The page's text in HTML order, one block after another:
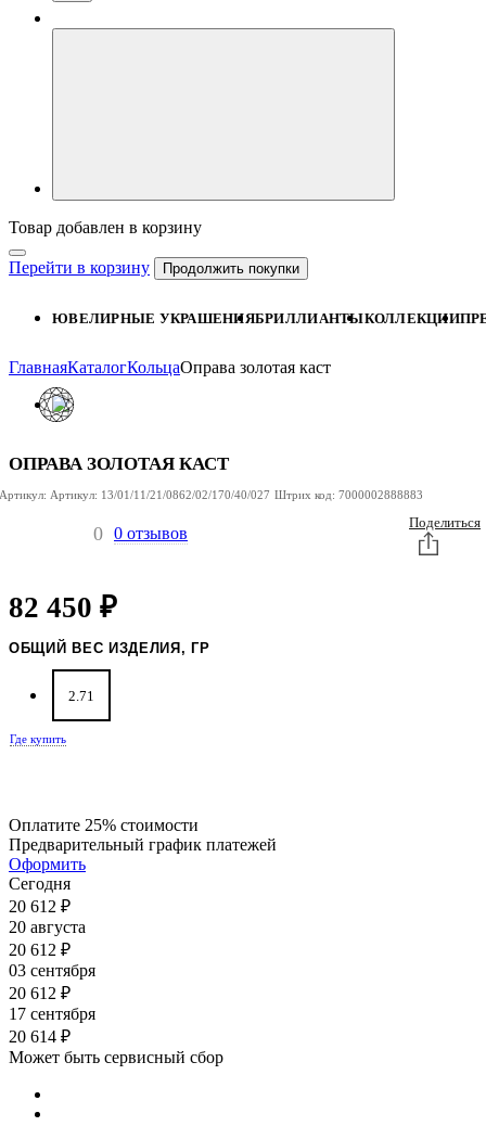
Товар добавлен в корзину
Перейти в корзину Продолжить покупки
ЮВЕЛИРНЫЕ УКРАШЕНИЯБРИЛЛИАНТЫКОЛЛЕКЦИИ
ГлавнаяКаталогКольцаОправа золотая каст
ОПРАВА ЗОЛОТАЯ КАСТ
Артикул: Артикул: 13/01/11/21/0862/02/170/40/027 Штрих код: 7000002888883
0 0 отзывов
Поделиться
82 450 ₽
ОБЩИЙ ВЕС ИЗДЕЛИЯ, ГР
2.71
Где купить
Оплатите 25% стоимости
Предварительный график платежей
Оформить
Сегодня
20 612 ₽
20 августа
20 612 ₽
03 сентября
20 612 ₽
17 сентября
20 614 ₽
Может быть сервисный сбор